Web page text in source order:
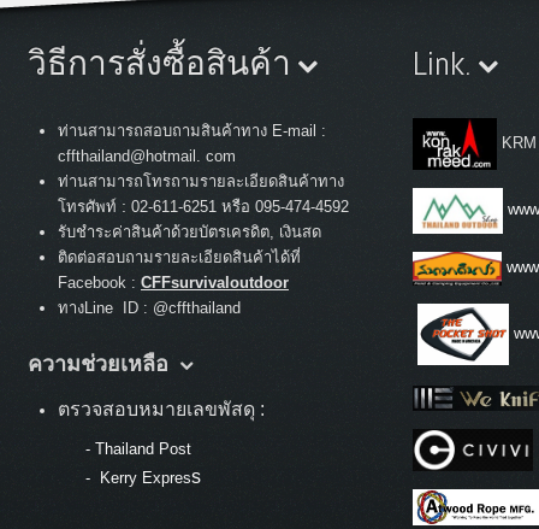
วิธีการสั่งซื้อสินค้า
ท่านสามารถสอบถามสินค้าทาง E-mail :
cffthailand@hotmail. com
ท่านสามารถโทรถามรายละเอียดสินค้าทาง
โทรศัพท์ : 02-611-6251 หรือ 095-474-4592
รับชำระค่าสินค้าด้วยบัตรเครดิต, เงินสด
ติดต่อสอบถามรายละเอียดสินค้าได้ที่
Facebook : CFFsurvivaloutdoor
ทางLine ID : @cffthailand
ความช่วยเหลือ
ตรวจสอบหมายเลขพัสดุ :
- Thailand Post
-
Kerry Express
Link.
KRM